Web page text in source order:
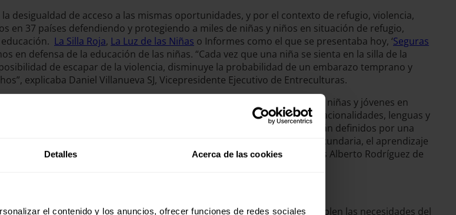
Detalles Acerca de las cookies
el contenido y los anuncios, ofrecer funciones de redes sociales
desigualdad de acceso a las mismas oportunidades, y por el contexto de refugio, violencia,
en 37 países defendiendo y protegiendo a miles de niñas y niños en situación de refugio,
La Silla Roja, La Luz de las Niñas o Informes como el que se presentaba hoy, ‘Seguras
en defensa de la educación de las niñas. “Cada vez que una niña se sienta en la silla de la
de escapar de la violencia, disminuye la probabilidad de un embarazo temprano y
explicaba Daniel Villanueva SJ, Vicepresidente Ejecutivo de Entreculturas.
representa la vuelta al cole que estos días realizan miles de niños, niñas y jóvenes en
Padre Piquer es un centro que cuenta con estudiantes de más de 35 nacionalidades, lenguas y
de clase media-baja. “Los elementos claves de nuestro proyecto están definidos por una
sus capacidades se lo permitan. Para ello y principalmente en secundaria, el aprendizaje
el aula impregnan toda nuestra propuesta pedagógica”, contaba Luis Alberto Rodríguez de
seguros y libres de discriminación y violencia, y que contemplen las necesidades del